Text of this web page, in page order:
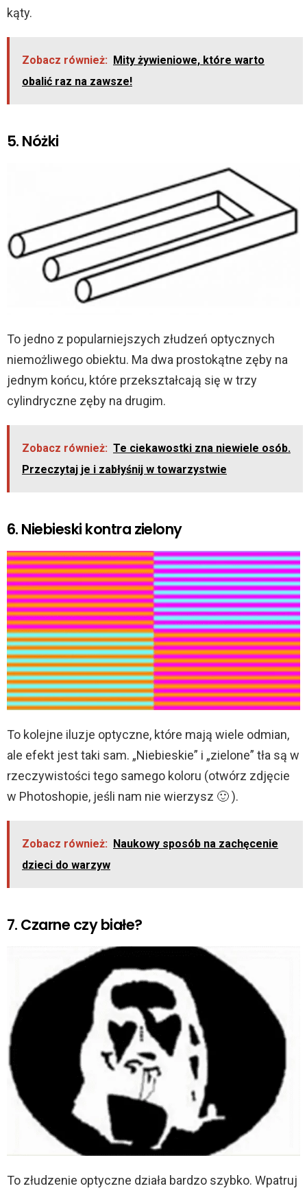
kąty.
Zobacz również: Mity żywieniowe, które warto
obalić raz na zawsze!
5. Nóżki
To jedno z popularniejszych złudzeń optycznych
niemożliwego obiektu. Ma dwa prostokątne zęby na
jednym końcu, które przekształcają się w trzy
cylindryczne zęby na drugim.
Zobacz również: Te ciekawostki zna niewiele osób.
Przeczytaj je i zabłyśnij w towarzystwie
6. Niebieski kontra zielony
To kolejne iluzje optyczne, które mają wiele odmian,
ale efekt jest taki sam. „Niebieskie” i „zielone” tła są w
rzeczywistości tego samego koloru (otwórz zdjęcie
w Photoshopie, jeśli nam nie wierzysz 🙂 ).
Zobacz również: Naukowy sposób na zachęcenie
dzieci do warzyw
7. Czarne czy białe?
To złudzenie optyczne działa bardzo szybko. Wpatruj